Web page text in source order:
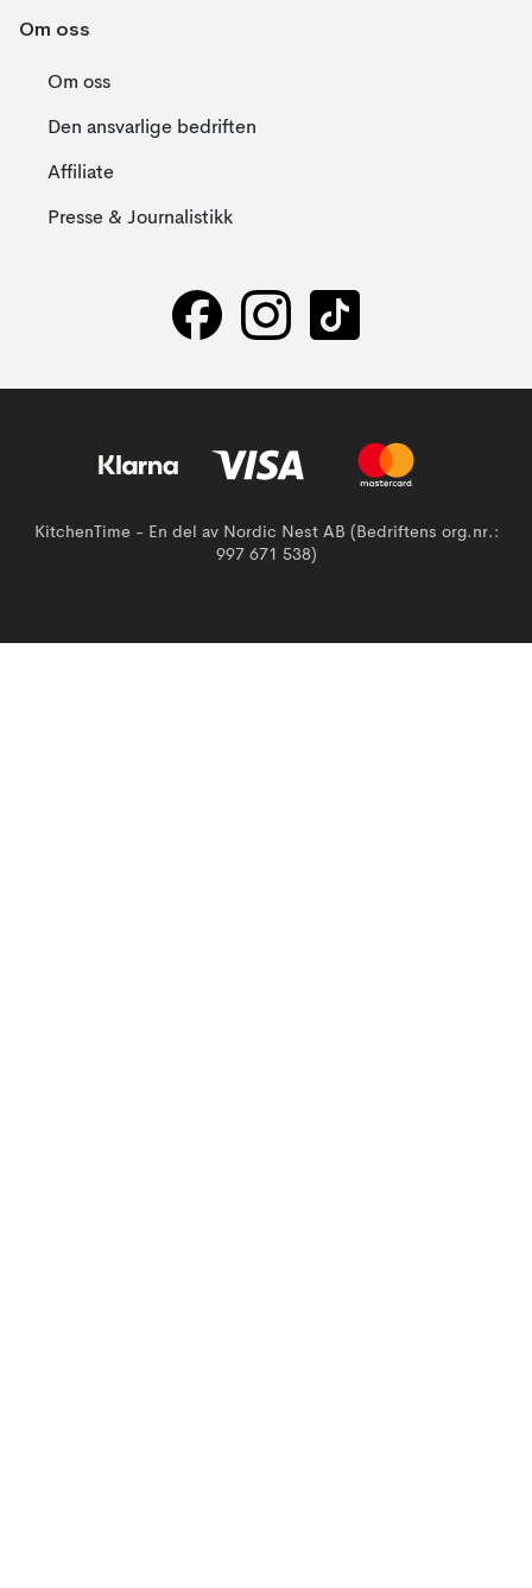
Om oss
Om oss
Den ansvarlige bedriften
Affiliate
Presse & Journalistikk
KitchenTime - En del av Nordic Nest AB (Bedriftens org.nr.:
997 671 538)